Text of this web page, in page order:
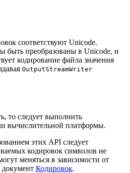
соответствуют Unicode.
быть преобразованы в Unicode, и
кодирование файла значения
OutputStreamWriter
то следует выполнить
вычислительной платформы.
этих API следует
кодировок символов не
меняться в зависимости от
документ Кодировок.